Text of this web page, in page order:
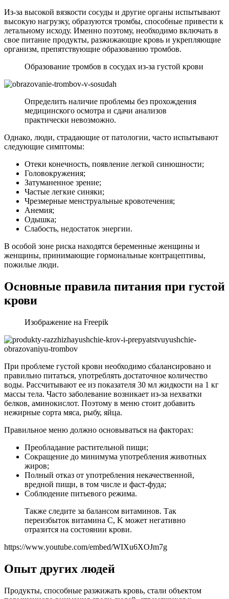
Из-за высокой вязкости сосуды и другие органы испытывают
высокую нагрузку, образуются тромбы, способные привести к
летальному исходу. Именно поэтому, необходимо включать в
свое питание продукты, разжижающие кровь и укрепляющие
организм, препятствующие образованию тромбов.
Образование тромбов в сосудах из-за густой крови
Определить наличие проблемы без прохождения
медицинского осмотра и сдачи анализов
практически невозможно.
Однако, люди, страдающие от патологии, часто испытывают
следующие симптомы:
Отеки конечность, появление легкой синюшности;
Головокружения;
Затуманенное зрение;
Частые легкие синяки;
Чрезмерные менструальные кровотечения;
Анемия;
Одышка;
Слабость, недостаток энергии.
В особой зоне риска находятся беременные женщины и
женщины, принимающие гормональные контрацептивы,
пожилые люди.
Основные правила питания при густой
крови
Изображение на Freepik
При проблеме густой крови необходимо сбалансировано и
правильно питаться, употреблять достаточное количество
воды. Рассчитывают ее из показателя 30 мл жидкости на 1 кг
массы тела. Часто заболевание возникает из-за нехватки
белков, аминокислот. Поэтому в меню стоит добавить
нежирные сорта мяса, рыбу, яйца.
Правильное меню должно основываться на факторах:
Преобладание растительной пищи;
Сокращение до минимума употребления животных
жиров;
Полный отказ от употребления некачественной,
вредной пищи, в том числе и фаст-фуда;
Соблюдение питьевого режима.
Также следите за балансом витаминов. Так
переизбыток витамина C, K может негативно
отразится на состоянии крови.
https://www.youtube.com/embed/WIXu6XOJm7g
Опыт других людей
Продукты, способные разжижать кровь, стали объектом